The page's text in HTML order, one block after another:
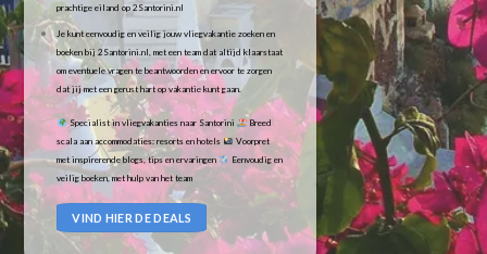
prachtige eiland op 2Santorini.nl
Je kunt eenvoudig en veilig jouw vliegvakantie zoeken en
boeken bij 2Santorini.nl, met een team dat altijd klaarstaat
om eventuele vragen te beantwoorden en ervoor te zorgen
dat jij met een gerust hart op vakantie kunt gaan.
Specialist in vliegvakanties naar Santorini
Breed
scala aan accommodaties: resorts en hotels
Voorpret
met inspirerende blogs, tips en ervaringen
Eenvoudig en
veilig boeken, met hulp van het team
VIND HIER DE DEALS